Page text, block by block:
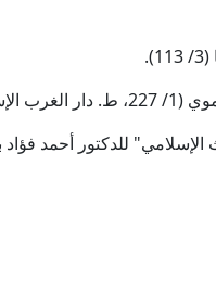
أحمد فؤاد باشا (ص: 164-167، ط.